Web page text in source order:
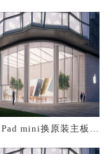
mini换原装主板维